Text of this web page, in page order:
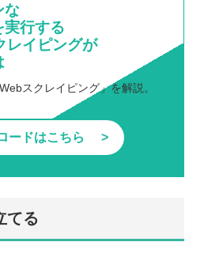
な
実行する
レイピングが
スクレイピング」を解説。
ードはこちら
てる